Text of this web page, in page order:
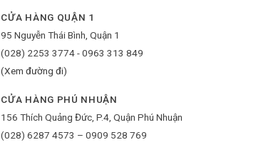
CỬA HÀNG QUẬN 1
95 Nguyễn Thái Bình, Quận 1
(028) 2253 3774 - 0963 313 849
(Xem đường đi)
CỬA HÀNG PHÚ NHUẬN
156 Thích Quảng Đức, P.4, Quận Phú Nhuận
(028) 6287 4573 – 0909 528 769